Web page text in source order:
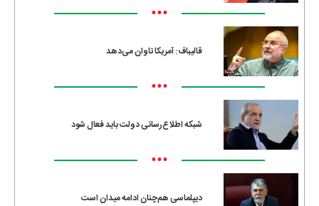
•••
قالیباف: آمریکا تاوان می‌دهد
•••
شبکه اطلاع‌رسانی دولت باید فعال شود
•••
دیپلماسی هم‌چنان ادامه میدان است